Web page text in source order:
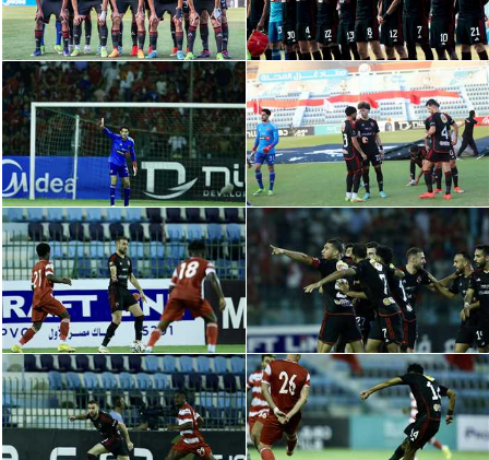
كل البطولات
أقسام
الكرة المصرية
الدوري المصري
الكرة الأوروبية
الكرة الإفريقية
منتخب مصر
سعودي في الجول
الدوري الإنجليزي
الدوري الإسباني